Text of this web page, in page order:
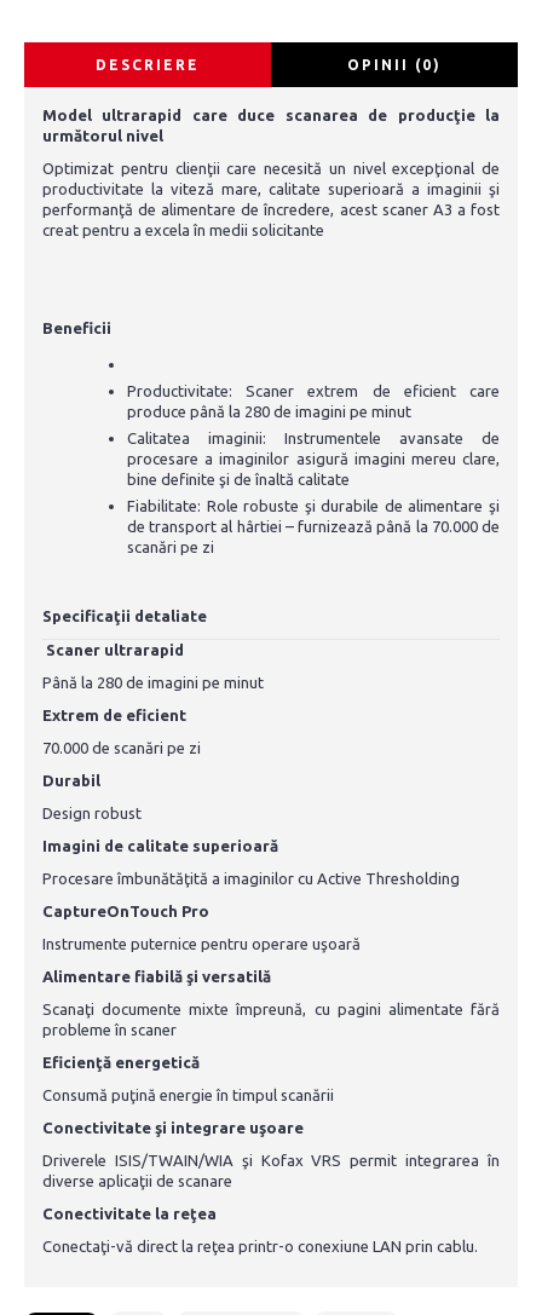
DESCRIERE OPINII (0)
Model ultrarapid care duce scanarea de producţie la
următorul nivel
Optimizat pentru clienţii care necesită un nivel excepţional de
productivitate la viteză mare, calitate superioară a imaginii şi
performanţă de alimentare de încredere, acest scaner A3 a fost
creat pentru a excela în medii solicitante
Beneficii
Productivitate: Scaner extrem de eficient care
produce până la 280 de imagini pe minut
Calitatea imaginii: Instrumentele avansate de
procesare a imaginilor asigură imagini mereu clare,
bine definite şi de înaltă calitate
Fiabilitate: Role robuste şi durabile de alimentare şi
de transport al hârtiei – furnizează până la 70.000 de
scanări pe zi
Specificaţii detaliate
Scaner ultrarapid
Până la 280 de imagini pe minut
Extrem de eficient
70.000 de scanări pe zi
Durabil
Design robust
Imagini de calitate superioară
Procesare îmbunătăţită a imaginilor cu Active Thresholding
CaptureOnTouch Pro
Instrumente puternice pentru operare uşoară
Alimentare fiabilă şi versatilă
Scanaţi documente mixte împreună, cu pagini alimentate fără
probleme în scaner
Eficienţă energetică
Consumă puţină energie în timpul scanării
Conectivitate şi integrare uşoare
Driverele ISIS/TWAIN/WIA şi Kofax VRS permit integrarea în
diverse aplicaţii de scanare
Conectivitate la reţea
Conectaţi-vă direct la reţea printr-o conexiune LAN prin cablu.